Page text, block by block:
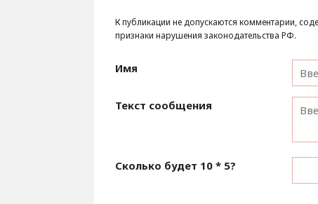
К публикации не допускаются комментарии,
признаки нарушения законодательства РФ.
Имя
Текст сообщения
Сколько будет 10 * 5?